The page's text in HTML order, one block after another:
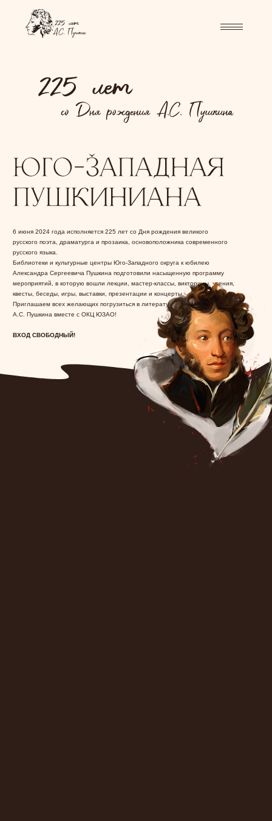
6 июня 2024 года исполняется 225 лет со Дня рождения великого
русского поэта, драматурга и прозаика, основоположника современного
русского языка.
Библиотеки и культурные центры Юго-Западного округа к юбилею
Александра Сергеевича Пушкина подготовили насыщенную программу
мероприятий, в которую вошли лекции, мастер-классы, викторины, чтения,
квесты, беседы, игры, выставки, презентации и концерты.
Приглашаем всех желающих погрузиться в литературный мир
А.С. Пушкина вместе с ОКЦ ЮЗАО!
ВХОД СВОБОДНЫЙ!